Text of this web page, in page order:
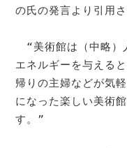
の氏の発言より引用さ
“美術館は（中略）
エネルギーを与える
帰りの主婦などが気
になった楽しい美術
す。”